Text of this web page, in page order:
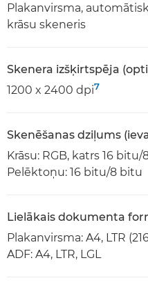
Plakanvirsma,
krāsu skeneris
Skenera izšķirtspēja
1200 x 2400 dpi7
Skenēšanas dziļums
Krāsu: RGB, katrs 16 bitu/
Pelēktoņu: 16 bitu/8 bitu
Lielākais dokumenta
Plakanvirsma: A4, LTR
ADF: A4, LTR, LGL